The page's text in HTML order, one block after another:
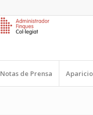
Notas de Prensa